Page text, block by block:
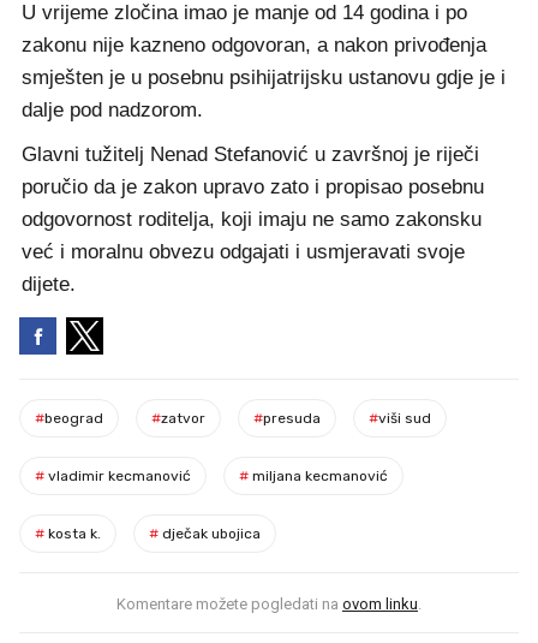
U vrijeme zločina imao je manje od 14 godina i po
zakonu nije kazneno odgovoran, a nakon privođenja
smješten je u posebnu psihijatrijsku ustanovu gdje je i
dalje pod nadzorom.
Glavni tužitelj Nenad Stefanović u završnoj je riječi
poručio da je zakon upravo zato i propisao posebnu
odgovornost roditelja, koji imaju ne samo zakonsku
već i moralnu obvezu odgajati i usmjeravati svoje
dijete.
#beograd #zatvor #presuda #viši sud
# vladimir kecmanović # miljana kecmanović
# kosta k. # dječak ubojica
Komentare možete pogledati na ovom linku.